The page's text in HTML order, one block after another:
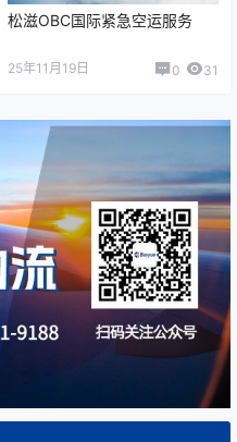
松滋OBC国际紧急空运服务
25年11月19日 0 31